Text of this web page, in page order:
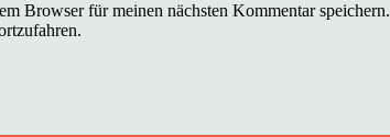
Browser für meinen nächsten Kommentar speichern.